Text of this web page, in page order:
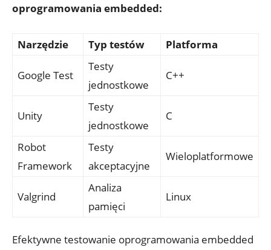
oprogramowania embedded:
Narzędzie Typ testów Platforma
Google Test
Testy
jednostkowe
C++
Unity
Testy
jednostkowe
C
Robot
Framework
Testy
akceptacyjne
Wieloplatformowe
Valgrind
Analiza
pamięci
Linux
Efektywne testowanie oprogramowania embedded